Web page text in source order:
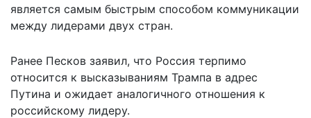
является самым быстрым способом коммуникации
между лидерами двух стран.
Ранее Песков заявил, что Россия терпимо
относится к высказываниям Трампа в адрес
Путина и ожидает аналогичного отношения к
российскому лидеру.